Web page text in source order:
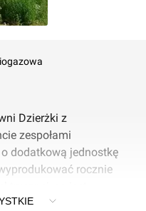
Dzierżki z
zespołami
dodatkową jednostkę
rocznie